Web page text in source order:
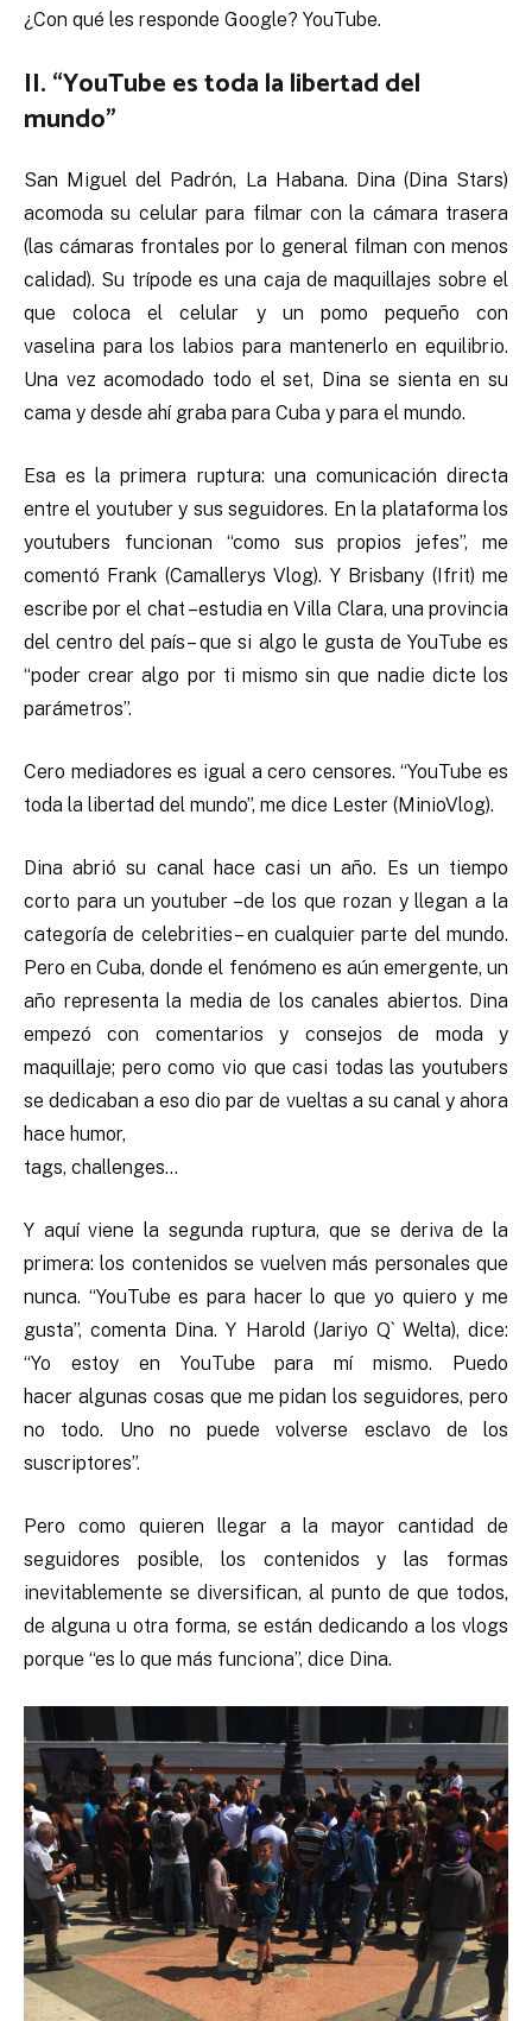
¿Con qué les responde Google? YouTube.
II. “YouTube es toda la libertad del
mundo”
San Miguel del Padrón, La Habana. Dina (Dina Stars)
acomoda su celular para filmar con la cámara trasera
(las cámaras frontales por lo general filman con menos
calidad). Su trípode es una caja de maquillajes sobre el
que coloca el celular y un pomo pequeño con
vaselina para los labios para mantenerlo en equilibrio.
Una vez acomodado todo el set, Dina se sienta en su
cama y desde ahí graba para Cuba y para el mundo.
Esa es la primera ruptura: una comunicación directa
entre el youtuber y sus seguidores. En la plataforma los
youtubers funcionan “como sus propios jefes”, me
comentó Frank (Camallerys Vlog). Y Brisbany (Ifrit) me
escribe por el chat –estudia en Villa Clara, una provincia
del centro del país– que si algo le gusta de YouTube es
“poder crear algo por ti mismo sin que nadie dicte los
parámetros”.
Cero mediadores es igual a cero censores. “YouTube es
toda la libertad del mundo”, me dice Lester (MinioVlog).
Dina abrió su canal hace casi un año. Es un tiempo
corto para un youtuber –de los que rozan y llegan a la
categoría de celebrities– en cualquier parte del mundo.
Pero en Cuba, donde el fenómeno es aún emergente, un
año representa la media de los canales abiertos. Dina
empezó con comentarios y consejos de moda y
maquillaje; pero como vio que casi todas las youtubers
se dedicaban a eso dio par de vueltas a su canal y ahora
hace humor,
tags, challenges…
Y aquí viene la segunda ruptura, que se deriva de la
primera: los contenidos se vuelven más personales que
nunca. “YouTube es para hacer lo que yo quiero y me
gusta”, comenta Dina. Y Harold (Jariyo Q` Welta), dice:
“Yo estoy en YouTube para mí mismo. Puedo
hacer algunas cosas que me pidan los seguidores, pero
no todo. Uno no puede volverse esclavo de los
suscriptores”.
Pero como quieren llegar a la mayor cantidad de
seguidores posible, los contenidos y las formas
inevitablemente se diversifican, al punto de que todos,
de alguna u otra forma, se están dedicando a los vlogs
porque “es lo que más funciona”, dice Dina.